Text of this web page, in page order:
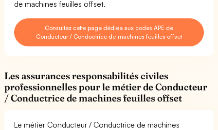
de machines feuilles offset.
Consultez cette page dédiée aux codes APE de
Conducteur / Conductrice de machines feuilles offset
Les assurances responsabilités civiles
professionnelles pour le métier de Conducteur
/ Conductrice de machines feuilles offset
Le métier Conducteur / Conductrice de machines